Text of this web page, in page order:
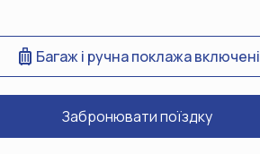
Багаж і ручна поклажа включені
Забронювати поїздку